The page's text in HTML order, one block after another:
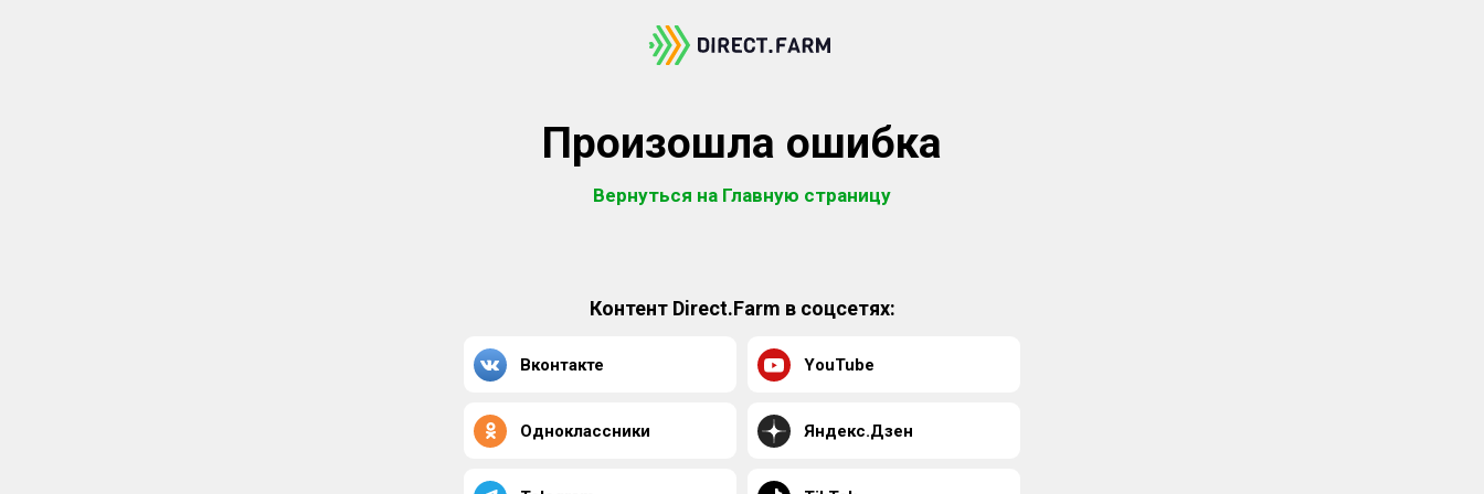
Произошла ошибка
Вернуться на Главную страницу
Контент Direct.Farm в соцсетях:
Вконтакте YouTube
Одноклассники Яндекс.Дзен